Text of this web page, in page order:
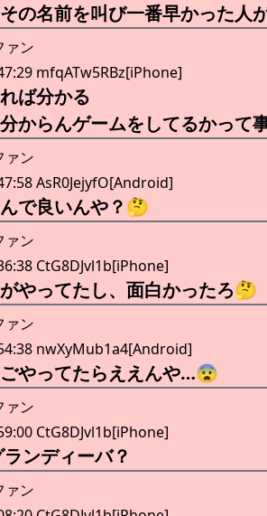
の名前を叫び一番早かった人
ァン
mfqATw5RBz[iPhone]
ば分かる
からんゲームをしてるかって
ァン
AsR0JejyfO[Android]
で良いんや？🤔
ァン
CtG8DJvl1b[iPhone]
やってたし、面白かったろ🤔
ァン
nwXyMub1a4[Android]
やってたらええんや…😨
ァン
CtG8DJvl1b[iPhone]
ンディーバ？
ァン